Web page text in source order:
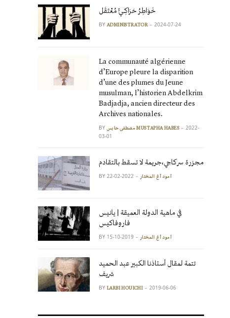
خَوَاطِرُ حَرَاكِـيٍّ مُعْتَقَل
BY ADMINISTRATOR 2024-07-24
La communauté algérienne
d’Europe pleure la disparition
d’une des plumes du Jeune
musulman, l’historien Abdelkrim
Badjadja, ancien directeur des
Archives nationales.
BY مصطفى حابس MUSTAPHA HABES
2022-
03-01
مجزرة سركاجي،جريمة لا تسقط بالتقادم
BY آمود أغ المختار 2022-02-22
في ماهية الدولة العميقة | يانيس
فاروفاكيس
BY آمود أغ المختار 2019-10-15
تتمة لمقال أستاذنا الكبير عبد الحميد
شريف
BY LARBI HOUICHI 2019-06-06